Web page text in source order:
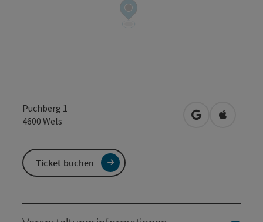
Puchberg 1
4600 Wels in Googlein Apple
Ticket buchen